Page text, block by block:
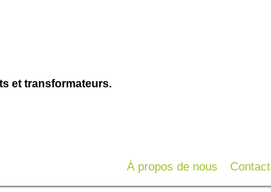
et transformateurs.
À propos de nous Contact